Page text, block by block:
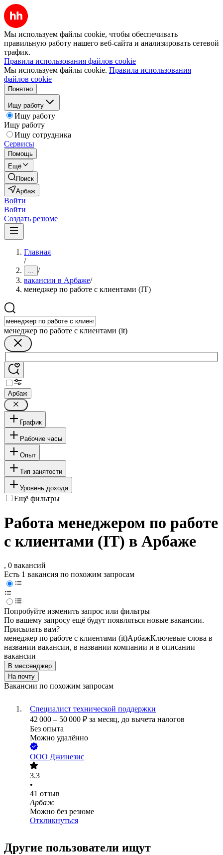
Мы используем файлы cookie, чтобы обеспечивать
правильную работу нашего веб-сайта и анализировать сетевой
трафик.
Правила использования файлов cookie
Мы используем файлы cookie. Правила использования
файлов cookie
Понятно
Ищу работу
Ищу работу
Ищу работу
Ищу сотрудника
Сервисы
Помощь
Ещё
Поиск
Арбаж
Войти
Войти
Создать резюме
Главная
/
... /
вакансии в Арбаже/
менеджер по работе с клиентами (IT)
менеджер по работе с клиентами (it)
Арбаж
График
Рабочие часы
Опыт
Тип занятости
Уровень дохода
Ещё фильтры
Работа менеджером по работе
с клиентами (IT) в Арбаже
, 0 вакансий
Есть 1 вакансия по похожим запросам
Попробуйте изменить запрос или фильтры
По вашему запросу ещё будут появляться новые вакансии.
Присылать вам?
менеджер по работе с клиентами (it)АрбажКлючевые слова в
названии вакансии, в названии компании и в описании
вакансии
В мессенджер
На почту
Вакансии по похожим запросам
Специалист технической поддержки
42 000 – 50 000 ₽ за месяц, до вычета налогов
Без опыта
Можно удалённо
ООО Джинезис
3.3
•
41 отзыв
Арбаж
Можно без резюме
Откликнуться
Другие пользователи ищут